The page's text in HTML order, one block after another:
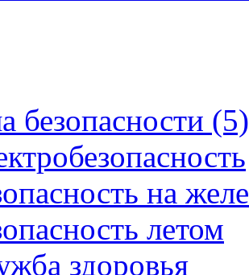
безопасности (5)
на
летом
здоровья